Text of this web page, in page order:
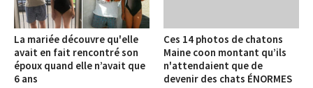
La mariée découvre qu'elle
avait en fait rencontré son
époux quand elle n’avait que
6 ans
Ces 14 photos de chatons
Maine coon montant qu’ils
n'attendaient que de
devenir des chats ÉNORMES